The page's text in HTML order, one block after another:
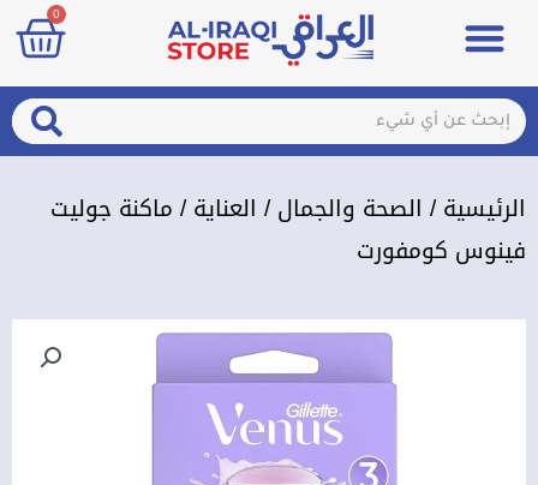
Menu
0
Search
الرئيسية/ الصحة والجمال/ العناية/ ماكنة جوليت
فينوس كومفورت